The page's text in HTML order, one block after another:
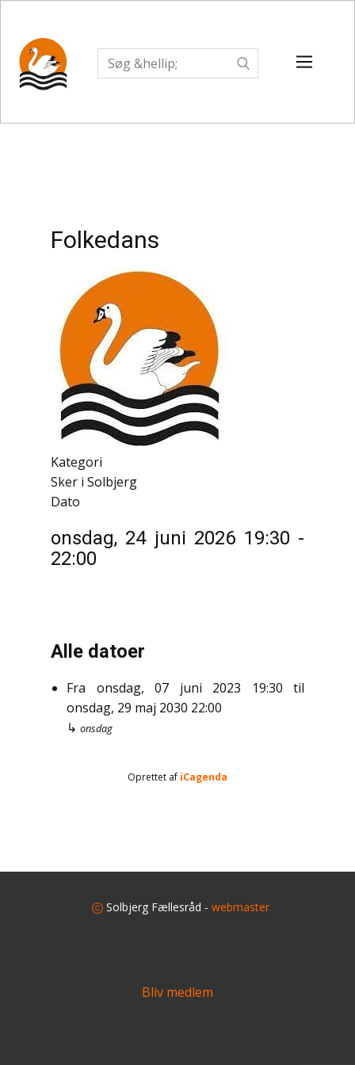
Folkedans
Kategori
Sker i Solbjerg
Dato
onsdag, 24 juni 2026 19:30 -
22:00
Alle datoer
Fra onsdag, 07 juni 2023 19:30
til
onsdag, 29 maj 2030 22:00
↳ onsdag
Oprettet af iCagenda
Solbjerg Fællesråd - webmaster
Bliv medlem